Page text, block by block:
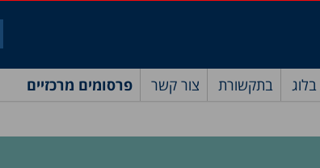
בלוג בתקשורת צור קשר פרסומים מרכזיים